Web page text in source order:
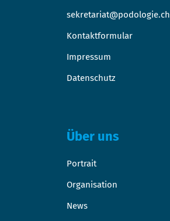
Über uns
Portrait
Organisation
News
sekretariat@podologie.ch
Kontaktformular
Impressum
Datenschutz